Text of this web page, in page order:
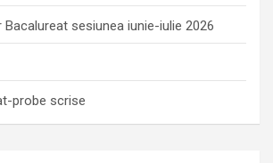
Bacalureat sesiunea iunie-iulie 2026
probe scrise